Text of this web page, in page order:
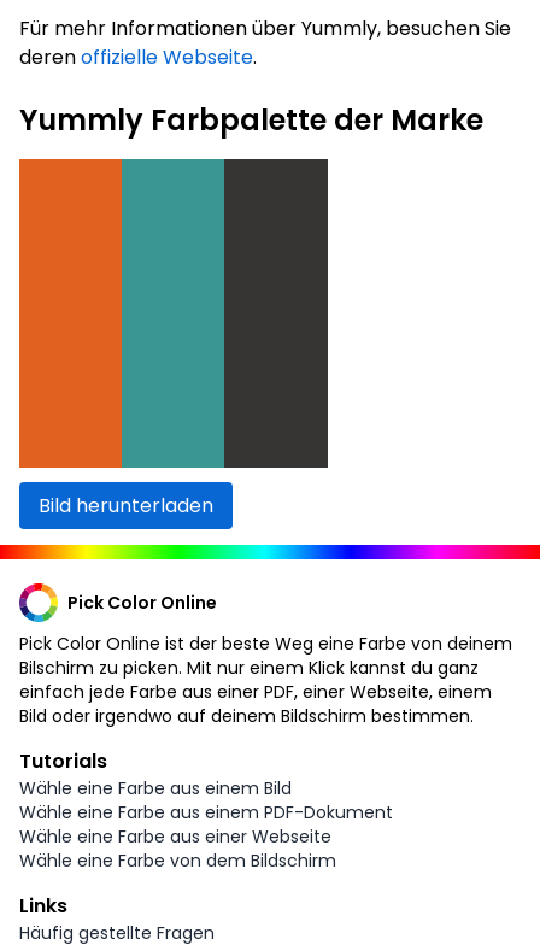
Für mehr Informationen über Yummly, besuchen Sie
derenoffizielle Webseite.
Yummly Farbpalette der Marke
Bild herunterladen
Pick Color Online
Pick Color Online ist der beste Weg eine Farbe von deinem
Bilschirm zu picken. Mit nur einem Klick kannst du ganz
einfach jede Farbe aus einer PDF, einer Webseite, einem
Bild oder irgendwo auf deinem Bildschirm bestimmen.
Tutorials
Wähle eine Farbe aus einem Bild
Wähle eine Farbe aus einem PDF-Dokument
Wähle eine Farbe aus einer Webseite
Wähle eine Farbe von dem Bildschirm
Links
Häufig gestellte Fragen